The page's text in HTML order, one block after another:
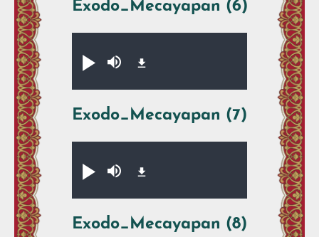
Exodo_Mecayapan (6)
Xikpe̱walti̱y
Silenciar
Exodo_Mecayapan (7)
Xikpe̱walti̱y
Silenciar
Exodo_Mecayapan (8)